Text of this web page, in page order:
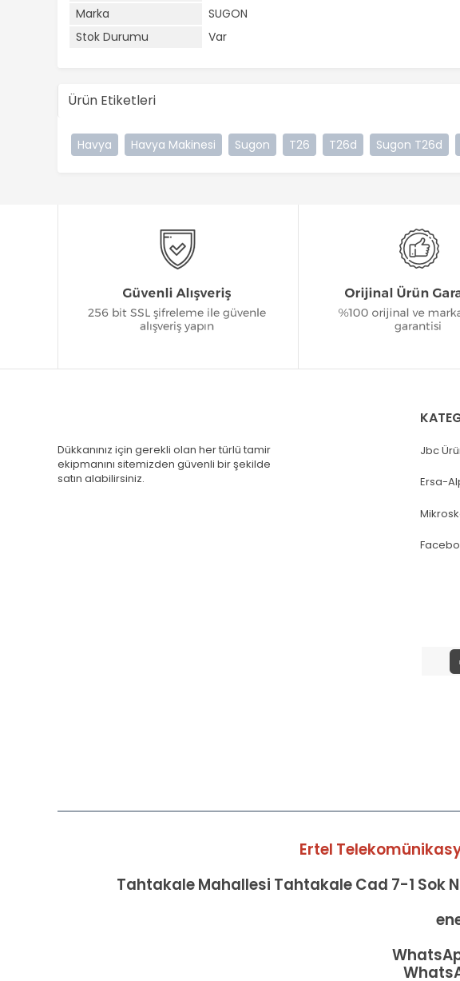
Marka
SUGON
Stok Durumu
Var
Ürün Etiketleri
Havya Havya Makinesi Sugon T26 T26d Sugon T26d
Dükkanınız için gerekli olan her türlü tamir
ekipmanını sitemizden güvenli bir şekilde
satın alabilirsiniz.
Jbc
Ersa-
Ertel
Tahtakale Mahallesi Tahtakale Cad 7-1 Sok